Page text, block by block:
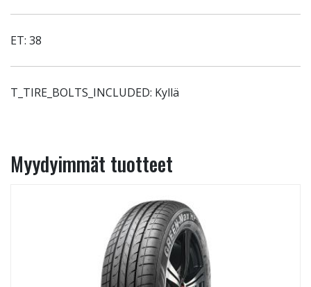
ET: 38
T_TIRE_BOLTS_INCLUDED: Kyllä
Myydyimmät tuotteet